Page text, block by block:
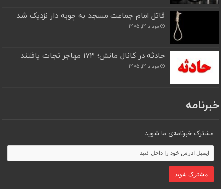
قاتل امام جماعت مسجد به چوبه دار نزدیک شد
مرداد ۱۴, ۱۴۰۵
حادثه در کانال مانش؛ ۱۷۳ مهاجر نجات یافتند
مرداد ۱۴, ۱۴۰۵
خبرنامه
مشترک خبرنامه‌ی ما شوید.